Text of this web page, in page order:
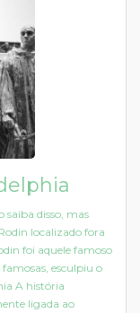
saiba disso, mas
localizado fora
foi aquele famoso
esculpiu o
A história
ligada ao